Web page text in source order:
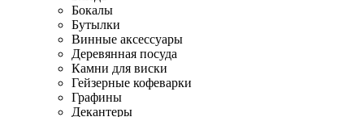
Бокалы
Бутылки
Винные аксессуары
Деревянная посуда
Камни для виски
Гейзерные кофеварки
Графины
Декантеры